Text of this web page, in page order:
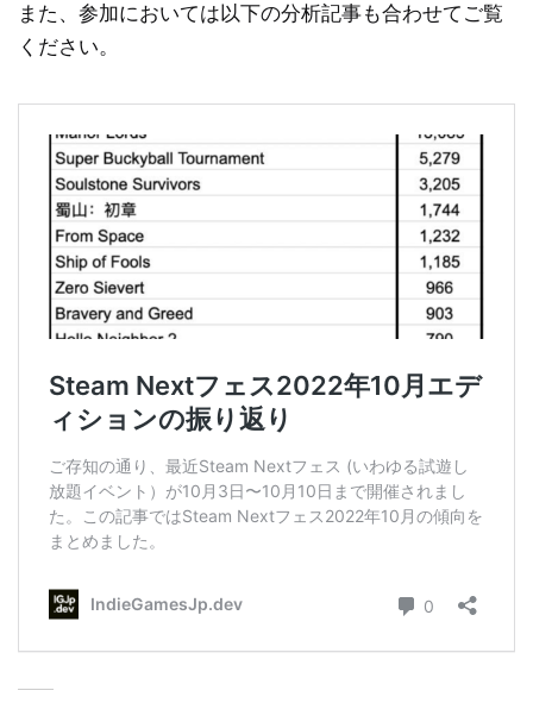
また、参加においては以下の分析記事も合わせてご覧
ください。